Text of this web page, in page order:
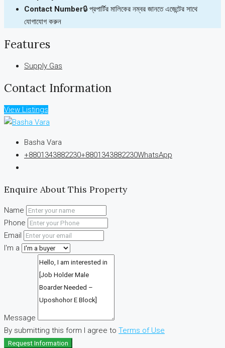
Contact Number🔒 প্রপার্টির মালিকের নম্বর জানতে এজেন্টের সাথে
যোগাযোগ করুন
Features
Supply Gas
Contact Information
View Listings
Basha Vara
+8801343882230+8801343882230WhatsApp
Enquire About This Property
Name
Phone
Email
I'm a
Message
By submitting this form I agree to Terms of Use
Request Information